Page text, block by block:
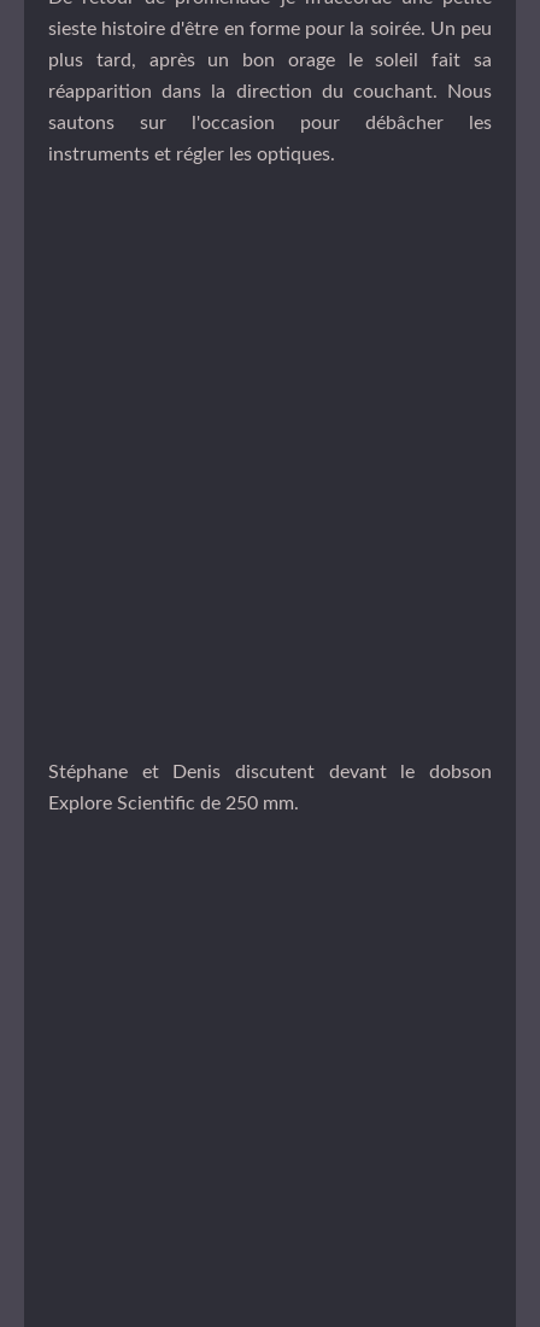
sieste histoire d'être en forme pour la soirée. Un peu
plus tard, après un bon orage le soleil fait sa
réapparition dans la direction du couchant. Nous
sautons sur l'occasion pour débâcher les
instruments et régler les optiques.
Stéphane et Denis discutent devant le dobson
Explore Scientific de 250 mm.